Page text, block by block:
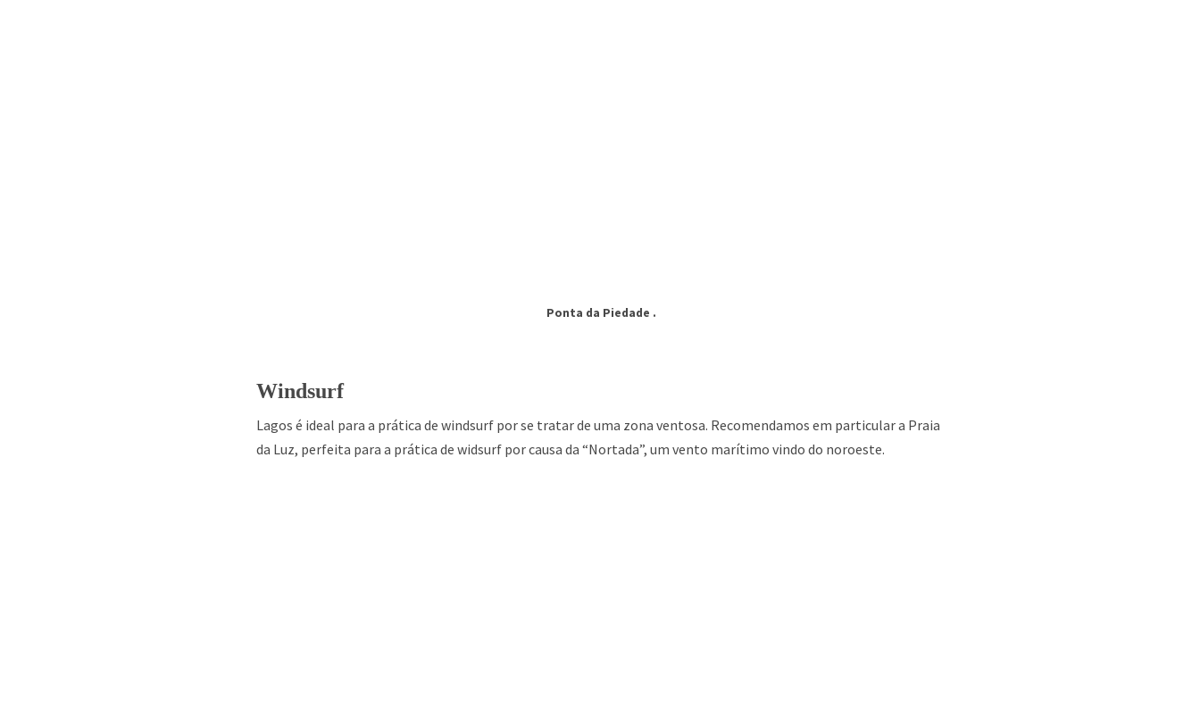
Ponta da Piedade .
Windsurf
Lagos é ideal para a prática de windsurf por se tratar de uma zona ventosa. Recomendamos em particular a Praia
da Luz, perfeita para a prática de widsurf por causa da “Nortada”, um vento marítimo vindo do noroeste.